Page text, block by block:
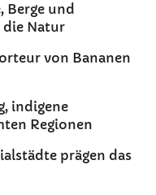
Berge und
die Natur
von Bananen
indigene
Regionen
prägen das